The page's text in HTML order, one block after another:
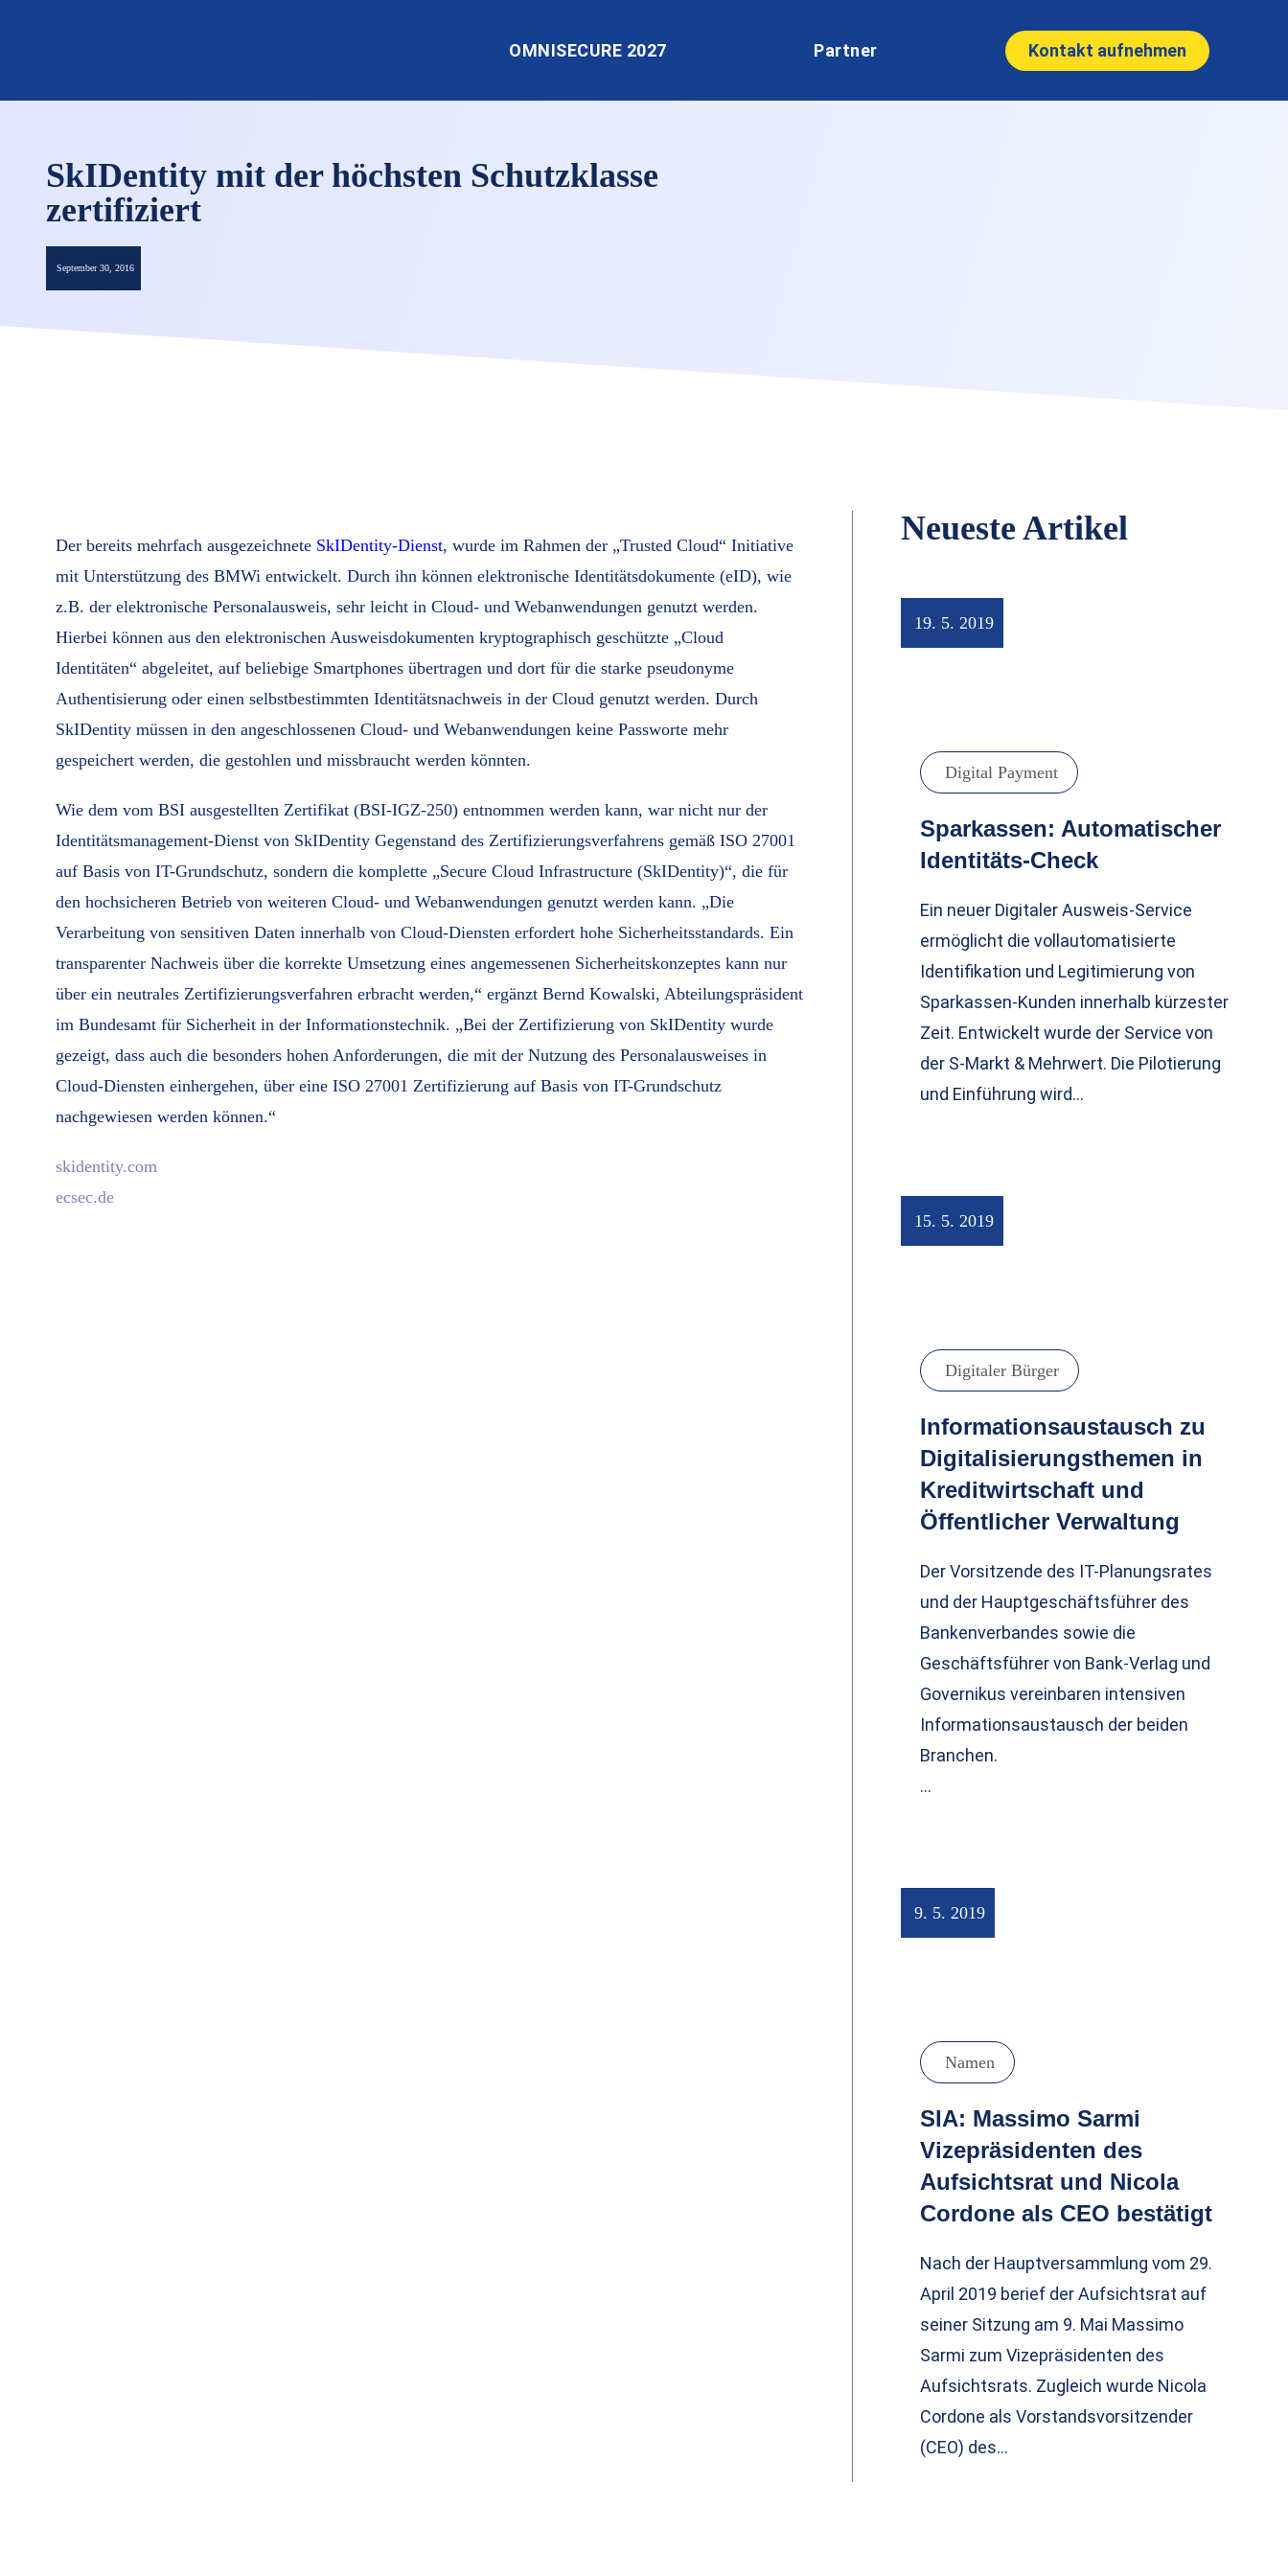
OMNISECURE 2027 Partner Kontakt aufnehmen
SkIDentity mit der höchsten Schutzklasse
zertifiziert
September 30, 2016
Der bereits mehrfach ausgezeichnete SkIDentity-Dienst, wurde im Rahmen der „Trusted Cloud“ Initiative
mit Unterstützung des BMWi entwickelt. Durch ihn können elektronische Identitätsdokumente (eID), wie
z.B. der elektronische Personalausweis, sehr leicht in Cloud- und Webanwendungen genutzt werden.
Hierbei können aus den elektronischen Ausweisdokumenten kryptographisch geschützte „Cloud
Identitäten“ abgeleitet, auf beliebige Smartphones übertragen und dort für die starke pseudonyme
Authentisierung oder einen selbstbestimmten Identitätsnachweis in der Cloud genutzt werden. Durch
SkIDentity müssen in den angeschlossenen Cloud- und Webanwendungen keine Passworte mehr
gespeichert werden, die gestohlen und missbraucht werden könnten.
Wie dem vom BSI ausgestellten Zertifikat (BSI-IGZ-250) entnommen werden kann, war nicht nur der
Identitätsmanagement-Dienst von SkIDentity Gegenstand des Zertifizierungsverfahrens gemäß ISO 27001
auf Basis von IT-Grundschutz, sondern die komplette „Secure Cloud Infrastructure (SkIDentity)“, die für
den hochsicheren Betrieb von weiteren Cloud- und Webanwendungen genutzt werden kann. „Die
Verarbeitung von sensitiven Daten innerhalb von Cloud-Diensten erfordert hohe Sicherheitsstandards. Ein
transparenter Nachweis über die korrekte Umsetzung eines angemessenen Sicherheitskonzeptes kann nur
über ein neutrales Zertifizierungsverfahren erbracht werden,“ ergänzt Bernd Kowalski, Abteilungspräsident
im Bundesamt für Sicherheit in der Informationstechnik. „Bei der Zertifizierung von SkIDentity wurde
gezeigt, dass auch die besonders hohen Anforderungen, die mit der Nutzung des Personalausweises in
Cloud-Diensten einhergehen, über eine ISO 27001 Zertifizierung auf Basis von IT-Grundschutz
nachgewiesen werden können.“
skidentity.com
ecsec.de
Neueste Artikel
19. 5. 2019
Digital Payment
Sparkassen: Automatischer
Identitäts-Check
Ein neuer Digitaler Ausweis-Service
ermöglicht die vollautomatisierte
Identifikation und Legitimierung von
Sparkassen-Kunden innerhalb kürzester
Zeit. Entwickelt wurde der Service von
der S-Markt & Mehrwert. Die Pilotierung
und Einführung wird…
15. 5. 2019
Digitaler Bürger
Informationsaustausch zu
Digitalisierungsthemen in
Kreditwirtschaft und
Öffentlicher Verwaltung
Der Vorsitzende des IT-Planungsrates
und der Hauptgeschäftsführer des
Bankenverbandes sowie die
Geschäftsführer von Bank-Verlag und
Governikus vereinbaren intensiven
Informationsaustausch der beiden
Branchen.
…
9. 5. 2019
Namen
SIA: Massimo Sarmi
Vizepräsidenten des
Aufsichtsrat und Nicola
Cordone als CEO bestätigt
Nach der Hauptversammlung vom 29.
April 2019 berief der Aufsichtsrat auf
seiner Sitzung am 9. Mai Massimo
Sarmi zum Vizepräsidenten des
Aufsichtsrats. Zugleich wurde Nicola
Cordone als Vorstandsvorsitzender
(CEO) des…